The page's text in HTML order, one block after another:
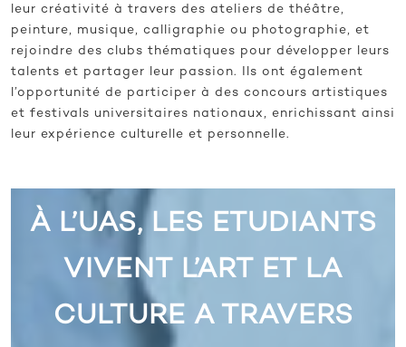
leur créativité à travers des ateliers de théâtre,
peinture, musique, calligraphie ou photographie, et
rejoindre des clubs thématiques pour développer leurs
talents et partager leur passion. Ils ont également
l’opportunité de participer à des concours artistiques
et festivals universitaires nationaux, enrichissant ainsi
leur expérience culturelle et personnelle.
À L’UAS, LES ETUDIANTS
VIVENT L’ART ET LA
CULTURE A TRAVERS